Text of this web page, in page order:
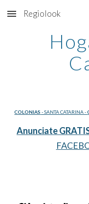
Skip to main content
Regiolook
COLONIAS - SANTA CATARINA -
Anunciate